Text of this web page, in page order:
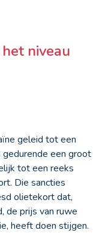
niveau
geleid tot een
een groot
tot een reeks
Die sancties
olietekort dat,
de prijs van ruwe
heeft doen stijgen.